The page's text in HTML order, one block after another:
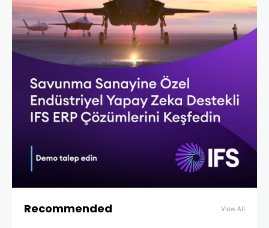
Recommended View All